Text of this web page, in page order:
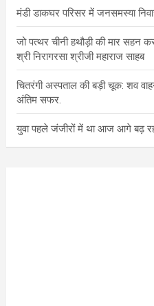
मंडी डाकघर परिसर में जनसमस्या
जो पत्थर चीनी हथौड़ी की मार सहन
श्री निरागरसा श्रीजी महाराज साहब
चितरंगी अस्पताल की बड़ी चूक: शव
अंतिम सफर.
युवा पहले जंजीरों में था आज आगे बढ़